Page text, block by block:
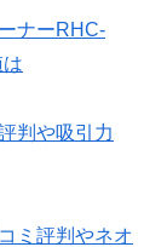
ナーRHC-
判や吸引力
ミ評判やネオ